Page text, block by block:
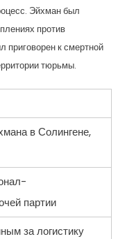
Эйхман был
против
приговорен к смертной
тюрьмы.
в Солингене,
партии
за логистику